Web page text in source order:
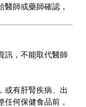
師或藥師確認，
訊，不能取代醫師
或有肝腎疾病、出
任何保健食品前，